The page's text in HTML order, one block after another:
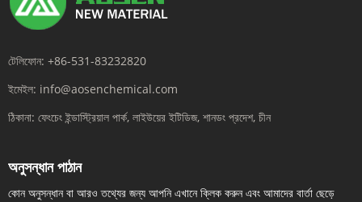
টেলিফোন: +86-531-83232820
ইমেইল: info@aosenchemical.com
ঠিকানা: ফেংচেং ইন্ডাস্ট্রিয়াল পার্ক, লাইউয়ের ইটিডিজ, শানডং প্রদেশ, চীন
অনুসন্ধান পাঠান
কোন অনুসন্ধান বা আরও তথ্যের জন্য আপনি এখানে ক্লিক করুন এবং আমাদের বার্তা ছেড়ে